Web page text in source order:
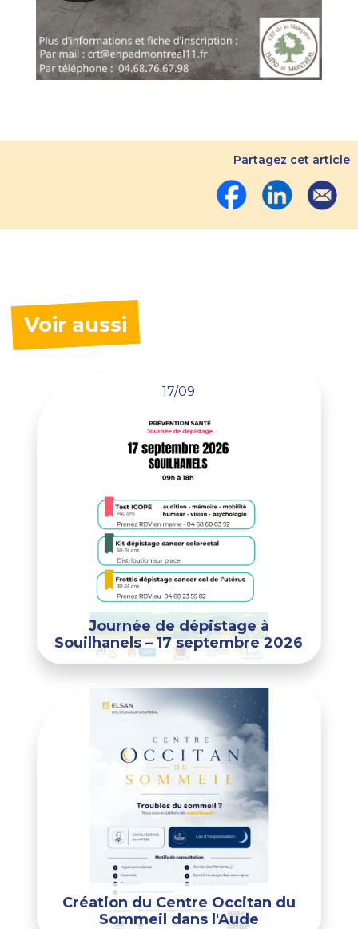
Partagez cet article
Voir aussi
17/09
Journée de dépistage à
Souilhanels – 17 septembre 2026
Création du Centre Occitan du
Sommeil dans l'Aude